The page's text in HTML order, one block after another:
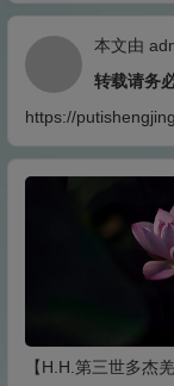
本文由
转载请务
https://
【H.H.第三世多杰